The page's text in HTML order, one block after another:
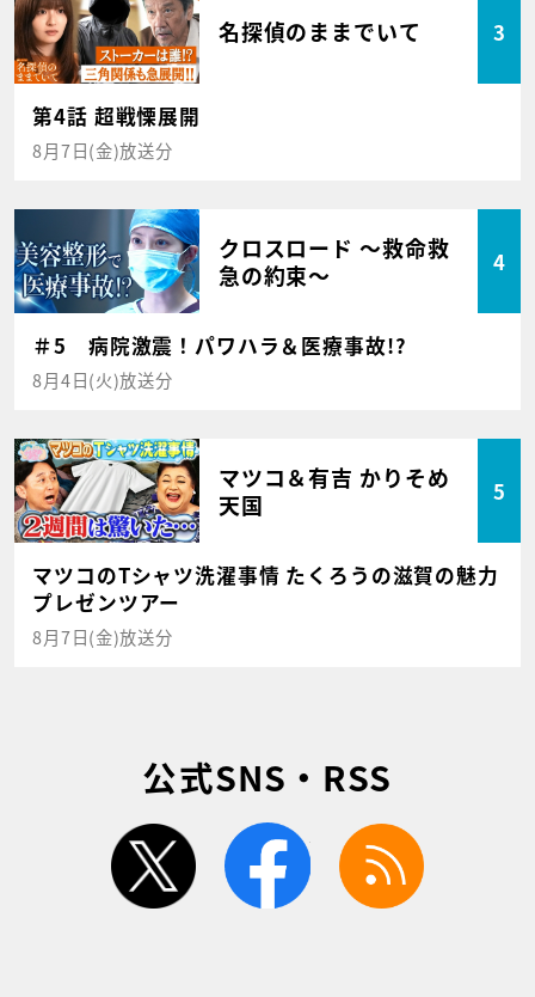
名探偵のままでいて 3
第4話 超戦慄展開
8月7日(金)放送分
クロスロード ～救命救
急の約束～
4
＃5 病院激震！パワハラ＆医療事故!?
8月4日(火)放送分
マツコ＆有吉 かりそめ
天国
5
マツコのTシャツ洗濯事情 たくろうの滋賀の魅力
プレゼンツアー
8月7日(金)放送分
公式SNS・RSS
twitter facebook